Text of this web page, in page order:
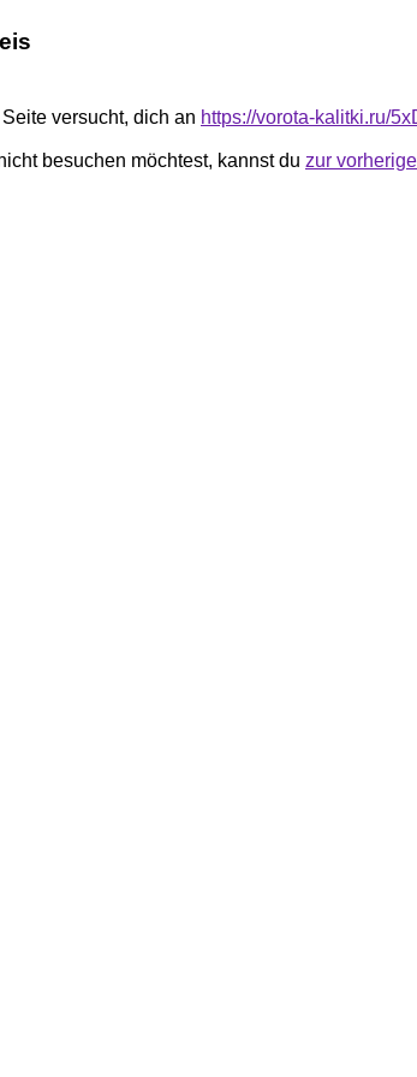
versucht, dich an https://vorota-kalitki.ru/
besuchen möchtest, kannst du zur